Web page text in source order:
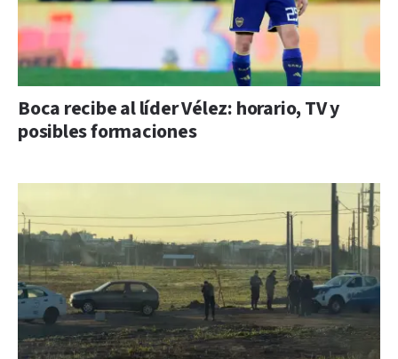
Boca recibe al líder Vélez: horario, TV y
posibles formaciones